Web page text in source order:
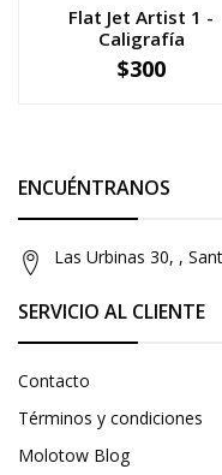
Flat Jet Artist 1 -
Caligrafía
+
$300
ENCUÉNTRANOS
Las Urbinas 30, ,
SERVICIO AL CLIENTE
Contacto
Términos y condiciones
Molotow Blog